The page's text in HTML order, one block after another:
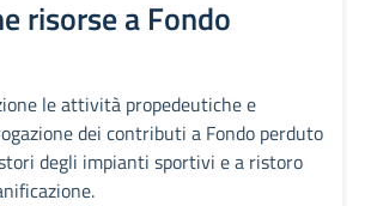
risorse a Fondo
le attività propedeutiche e
dei contributi a Fondo perduto
degli impianti sportivi e a ristoro